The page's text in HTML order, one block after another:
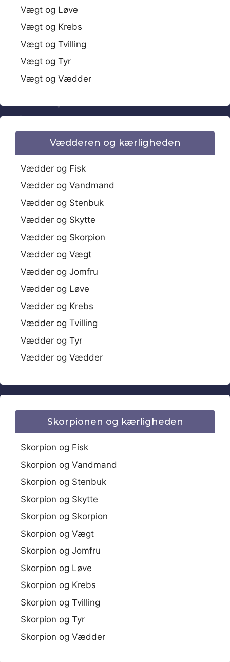
Vægt og Løve
Vægt og Krebs
Vægt og Tvilling
Vægt og Tyr
Vægt og Vædder
Vædderen og kærligheden
Vædder og Fisk
Vædder og Vandmand
Vædder og Stenbuk
Vædder og Skytte
Vædder og Skorpion
Vædder og Vægt
Vædder og Jomfru
Vædder og Løve
Vædder og Krebs
Vædder og Tvilling
Vædder og Tyr
Vædder og Vædder
Skorpionen og kærligheden
Skorpion og Fisk
Skorpion og Vandmand
Skorpion og Stenbuk
Skorpion og Skytte
Skorpion og Skorpion
Skorpion og Vægt
Skorpion og Jomfru
Skorpion og Løve
Skorpion og Krebs
Skorpion og Tvilling
Skorpion og Tyr
Skorpion og Vædder